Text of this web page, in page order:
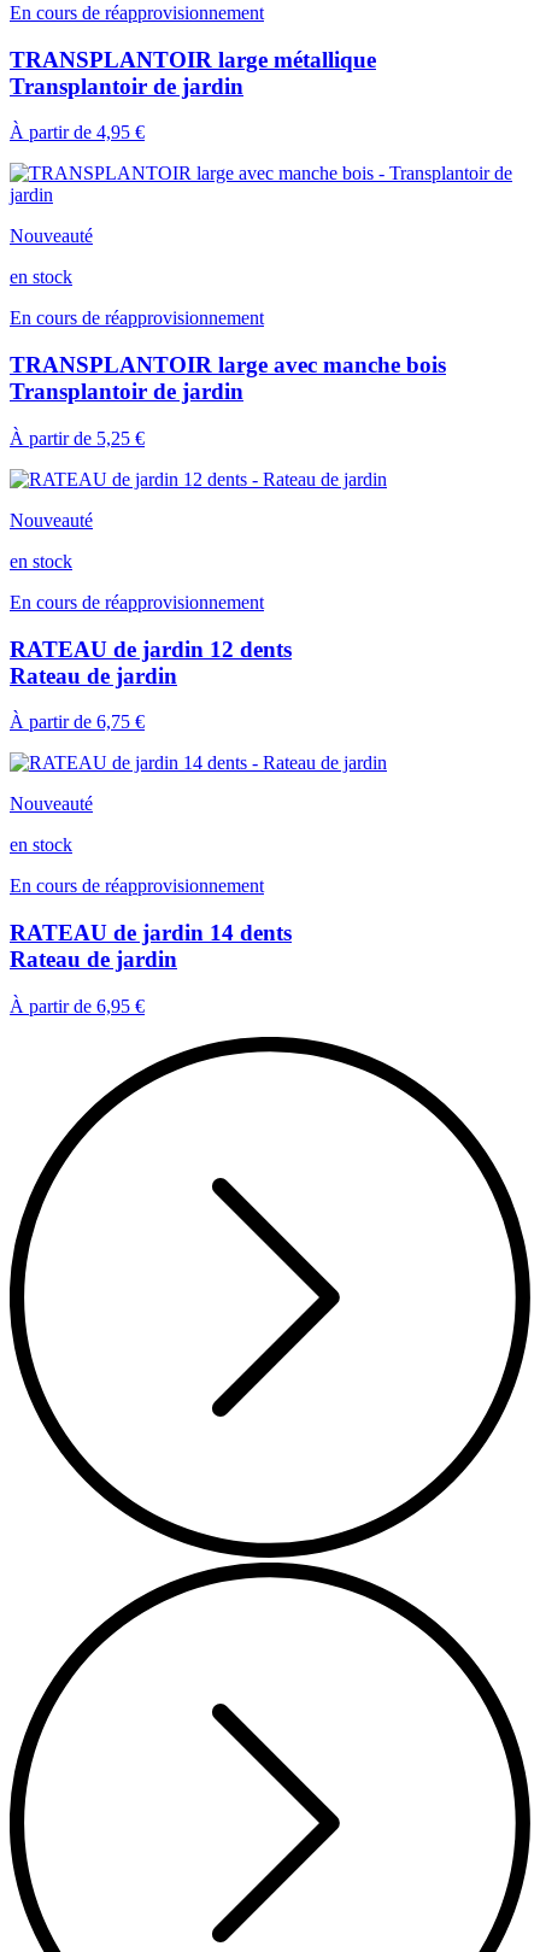
En cours de réapprovisionnement
TRANSPLANTOIR large métallique
Transplantoir de jardin
À partir de 4,95 €
Nouveauté
en stock
En cours de réapprovisionnement
TRANSPLANTOIR large avec manche bois
Transplantoir de jardin
À partir de 5,25 €
Nouveauté
en stock
En cours de réapprovisionnement
RATEAU de jardin 12 dents
Rateau de jardin
À partir de 6,75 €
Nouveauté
en stock
En cours de réapprovisionnement
RATEAU de jardin 14 dents
Rateau de jardin
À partir de 6,95 €